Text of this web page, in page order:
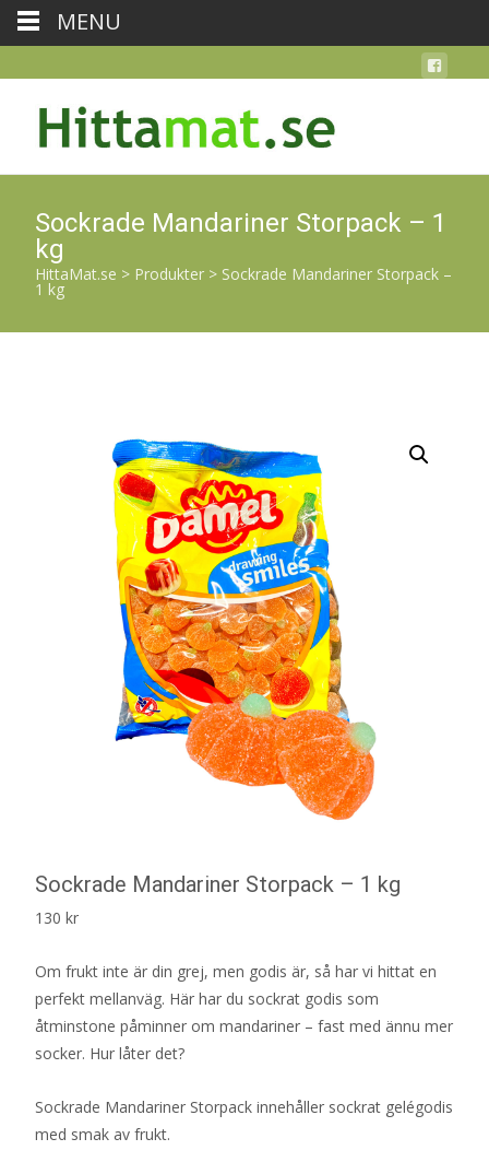
Sockrade Mandariner Storpack – 1
kg
HittaMat.se > Produkter > Sockrade Mandariner Storpack –
1 kg
Sockrade Mandariner Storpack – 1 kg
130 kr
Om frukt inte är din grej, men godis är, så har vi hittat en
perfekt mellanväg. Här har du sockrat godis som
åtminstone påminner om mandariner – fast med ännu mer
socker. Hur låter det?
Sockrade Mandariner Storpack innehåller sockrat gelégodis
med smak av frukt.
MENU